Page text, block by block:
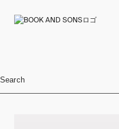
Search